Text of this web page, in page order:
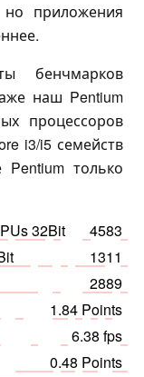
приложения
бенчмарков
наш Pentium
процессоров
i3/i5 семейств
только
32Bit
4583
1311
2889
1.84 Points
6.38 fps
0.48 Points